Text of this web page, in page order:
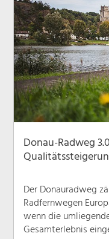
Donau-Radweg
Der Donauradweg
Radfernwegen
wenn die
Gesamterlebnis